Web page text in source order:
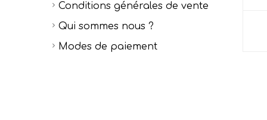
Conditions générales de vente
Qui sommes nous ?
Modes de paiement